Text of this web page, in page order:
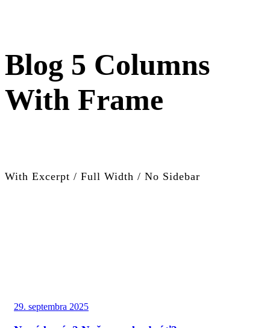
Blog 5 Columns
With Frame
With Excerpt / Full Width / No Sidebar
29. septembra 2025